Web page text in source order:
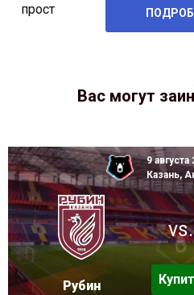
прост
Вас могут
9 августа
Казань,
Рубин
vs.